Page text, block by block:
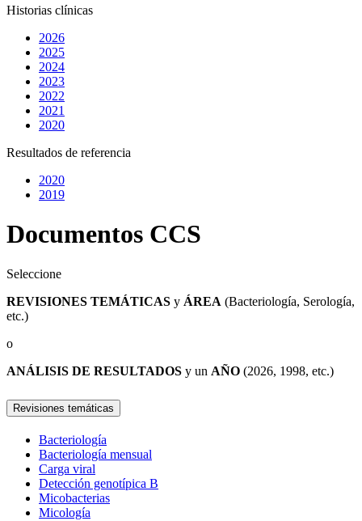
Historias clínicas
2026
2025
2024
2023
2022
2021
2020
Resultados de referencia
2020
2019
Documentos CCS
Seleccione
REVISIONES TEMÁTICAS y ÁREA (Bacteriología, Serología,
etc.)
o
ANÁLISIS DE RESULTADOS y un AÑO (2026, 1998, etc.)
Revisiones temáticas
Bacteriología
Bacteriología mensual
Carga viral
Detección genotípica B
Micobacterias
Micología